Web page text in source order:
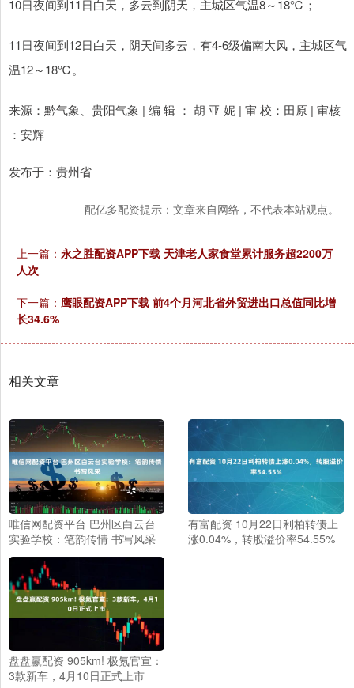
10日夜间到11日白天，多云到阴天，主城区气温8～18℃；
11日夜间到12日白天，阴天间多云，有4-6级偏南大风，主城区气
温12～18℃。
来源：黔气象、贵阳气象 | 编 辑 ： 胡 亚 妮 | 审 校：田原 | 审核
：安辉
发布于：贵州省
配亿多配资提示：文章来自网络，不代表本站观点。
上一篇： 永之胜配资APP下载 天津老人家食堂累计服务超2200万
人次
下一篇： 鹰眼配资APP下载 前4个月河北省外贸进出口总值同比增
长34.6%
相关文章
唯信网配资平台 巴州区白云台
实验学校：笔韵传情 书写风采
有富配资 10月22日利柏转债上
涨0.04%，转股溢价率54.55%
盘盘赢配资 905km! 极氪官宣：
3款新车，4月10日正式上市